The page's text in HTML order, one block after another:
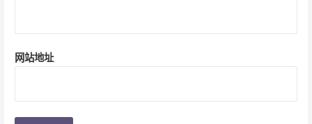
网站地址